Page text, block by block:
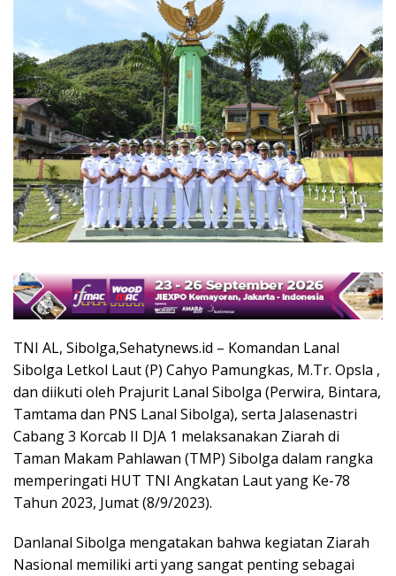
TNI AL, Sibolga,Sehatynews.id – Komandan Lanal
Sibolga Letkol Laut (P) Cahyo Pamungkas, M.Tr. Opsla ,
dan diikuti oleh Prajurit Lanal Sibolga (Perwira, Bintara,
Tamtama dan PNS Lanal Sibolga), serta Jalasenastri
Cabang 3 Korcab II DJA 1 melaksanakan Ziarah di
Taman Makam Pahlawan (TMP) Sibolga dalam rangka
memperingati HUT TNI Angkatan Laut yang Ke-78
Tahun 2023, Jumat (8/9/2023).
Danlanal Sibolga mengatakan bahwa kegiatan Ziarah
Nasional memiliki arti yang sangat penting sebagai